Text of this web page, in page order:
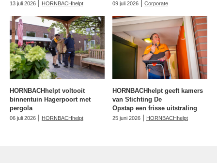
13 juli 2026 | HORNBACHhelpt 09 juli 2026 | Corporate
HORNBACHhelpt voltooit
binnentuin Hagerpoort met
pergola
06 juli 2026 | HORNBACHhelpt
HORNBACHhelpt geeft kamers
van Stichting De
Opstap een frisse uitstraling
25 juni 2026 | HORNBACHhelpt